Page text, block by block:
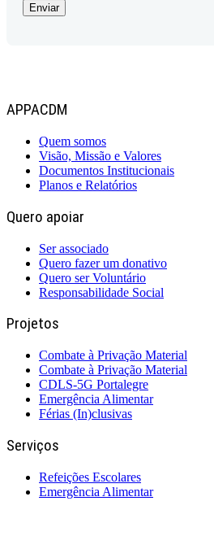
APPACDM
Quem somos
Visão, Missão e Valores
Documentos Institucionais
Planos e Relatórios
Quero apoiar
Ser associado
Quero fazer um donativo
Quero ser Voluntário
Responsabilidade Social
Projetos
Combate à Privação Material
Combate à Privação Material
CDLS-5G Portalegre
Emergência Alimentar
Férias (In)clusivas
Serviços
Refeições Escolares
Emergência Alimentar